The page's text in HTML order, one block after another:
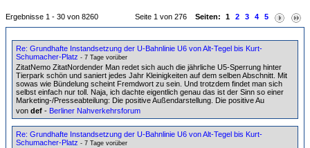
Seite 1 von 276 Seiten: 1 2 3 4 5
Ergebnisse 1 - 30 von 8260
Re: Grundhafte Instandsetzung der U-Bahnlinie U6 von Alt-Tegel bis Kurt-
Schumacher-Platz - 7 Tage vorüber
ZitatNemo ZitatNordender Man redet sich auch die jährliche U5-Sperrung hinter
Tierpark schön und saniert jedes Jahr Kleinigkeiten auf dem selben Abschnitt. Mit
sowas wie Bündelung scheint Fremdwort zu sein. Und trotzdem findet man sich
selbst einfach nur toll. Naja, ich dachte eigentlich genau das ist der Sinn so einer
Marketing-/Presseabteilung: Die positive Außendarstellung. Die positive Au
von def - Berliner Nahverkehrsforum
Re: Grundhafte Instandsetzung der U-Bahnlinie U6 von Alt-Tegel bis Kurt-
Schumacher-Platz - 7 Tage vorüber